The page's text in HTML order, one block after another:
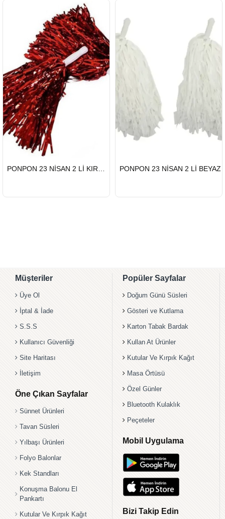
GÖNDERİ
GÖNDERİ
PONPON 23 NİSAN 2 Lİ BEYAZ
Müşteriler
Üye Ol
İptal & İade
S.S.S
Kullanıcı Güvenliği
Site Haritası
İletişim
Öne Çıkan Sayfalar
Sünnet Ürünleri
Tavan Süsleri
Yılbaşı Ürünleri
Folyo Balonlar
Kek Standları
Konuşma Balonu El
Pankartı
Kutular Ve Kırpık Kağıt
Popüler Sayfalar
Doğum Günü Süsleri
Gösteri ve Kutlama
Karton Tabak Bardak
Kullan At Ürünler
Kutular Ve Kırpık Kağıt
Masa Örtüsü
Özel Günler
Bluetooth Kulaklık
Peçeteler
Mobil Uygulama
Bizi Takip Edin